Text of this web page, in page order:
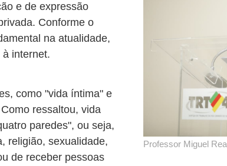
Professor Miguel
e de expressão
Conforme o
na atualidade,
internet.
como "vida íntima" e
ressaltou, vida
paredes", ou seja,
religião, sexualidade,
de receber pessoas